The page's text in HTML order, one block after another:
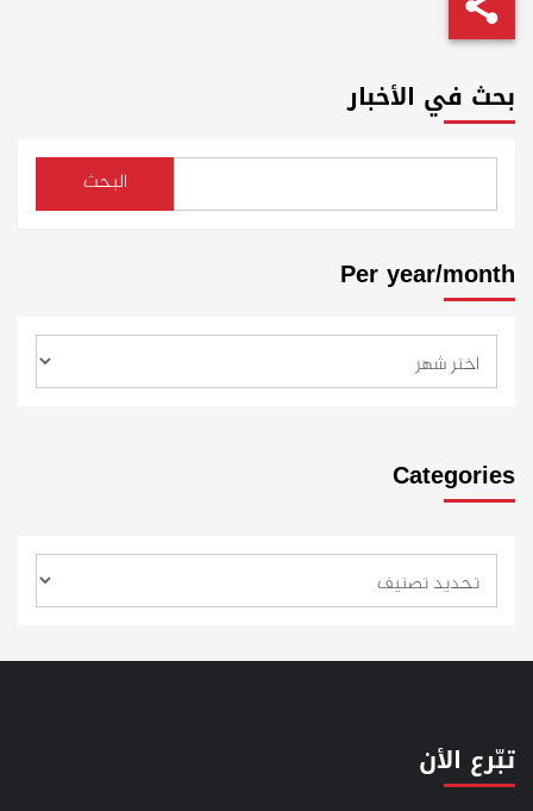
بحث في الأخبار
البحث
Per year/month
Categories
تبّرع الأن